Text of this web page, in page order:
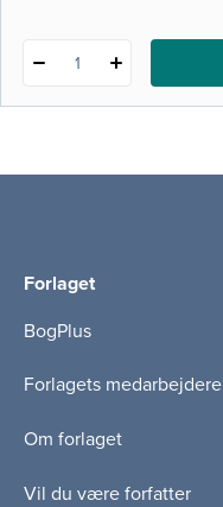
1
Forlaget
BogPlus
Forlagets medarbejdere
Om forlaget
Vil du være forfatter